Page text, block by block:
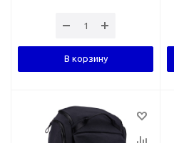
В корзину